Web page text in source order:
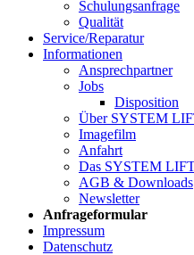
Schulungsanfrage
Qualität
Service/Reparatur
Informationen
Ansprechpartner
Jobs
Disposition
Über SYSTEM
Imagefilm
Anfahrt
Das SYSTEM
AGB & Downloads
Newsletter
Anfrageformular
Impressum
Datenschutz